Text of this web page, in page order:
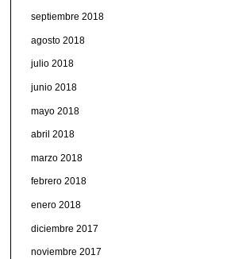
septiembre 2018
agosto 2018
julio 2018
junio 2018
mayo 2018
abril 2018
marzo 2018
febrero 2018
enero 2018
diciembre 2017
noviembre 2017